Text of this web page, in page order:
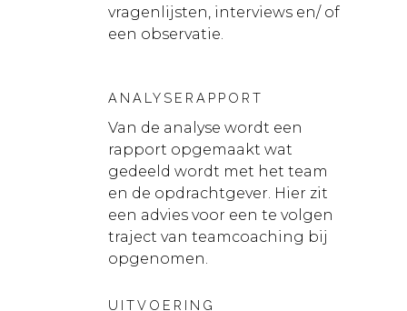
vragenlijsten, interviews en/ of
een observatie.
ANALYSERAPPORT
Van de analyse wordt een
rapport opgemaakt wat
gedeeld wordt met het team
en de opdrachtgever. Hier zit
een advies voor een te volgen
traject van teamcoaching bij
opgenomen.
UITVOERING